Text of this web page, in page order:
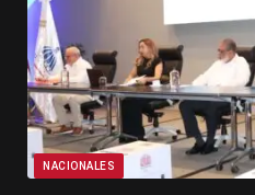
NACIONALES